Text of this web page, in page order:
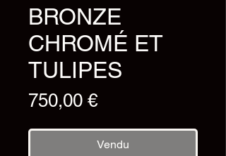
BRONZE
CHROMÉ ET
TULIPES
750,00 €Prix
Vendu